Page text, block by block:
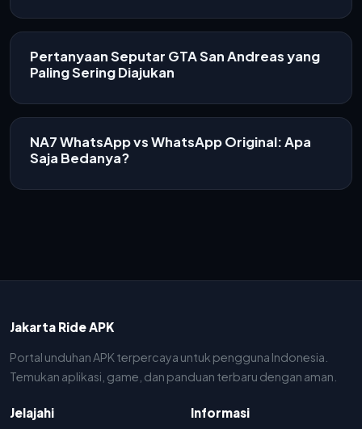
Pertanyaan Seputar GTA San Andreas yang
Paling Sering Diajukan
NA7 WhatsApp vs WhatsApp Original: Apa
Saja Bedanya?
Jakarta Ride APK
Portal unduhan APK terpercaya untuk pengguna Indonesia.
Temukan aplikasi, game, dan panduan terbaru dengan aman.
Jelajahi Informasi